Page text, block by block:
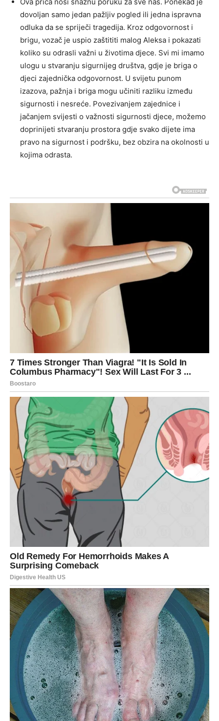
dovoljan samo jedan pažljiv pogled ili jedna ispravna
odluka da se spriječi tragedija. Kroz odgovornost i
brigu, vozač je uspio zaštititi malog Aleksa i pokazati
koliko su odrasli važni u životima djece. Svi mi imamo
ulogu u stvaranju sigurnijeg društva, gdje je briga o
djeci zajednička odgovornost. U svijetu punom
izazova, pažnja i briga mogu učiniti razliku između
sigurnosti i nesreće. Povezivanjem zajednice i
jačanjem svijesti o važnosti sigurnosti djece, možemo
doprinijeti stvaranju prostora gdje svako dijete ima
pravo na sigurnost i podršku, bez obzira na okolnosti u
kojima odrasta.